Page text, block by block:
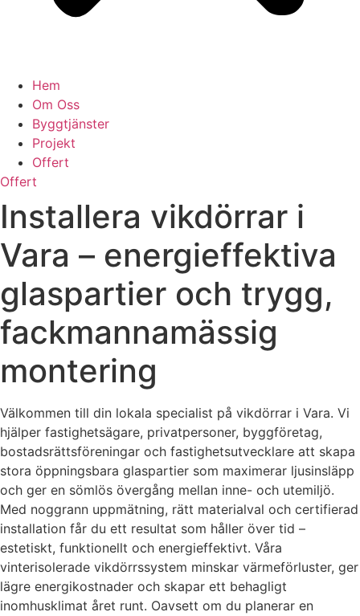
Hem
Om Oss
Byggtjänster
Projekt
Offert
Offert
Installera vikdörrar i
Vara – energieffektiva
glaspartier och trygg,
fackmannamässig
montering
Välkommen till din lokala specialist på vikdörrar i Vara. Vi
hjälper fastighetsägare, privatpersoner, byggföretag,
bostadsrättsföreningar och fastighetsutvecklare att skapa
stora öppningsbara glaspartier som maximerar ljusinsläpp
och ger en sömlös övergång mellan inne- och utemiljö.
Med noggrann uppmätning, rätt materialval och certifierad
installation får du ett resultat som håller över tid –
estetiskt, funktionellt och energieffektivt. Våra
vinterisolerade vikdörrssystem minskar värmeförluster, ger
lägre energikostnader och skapar ett behagligt
inomhusklimat året runt. Oavsett om du planerar en